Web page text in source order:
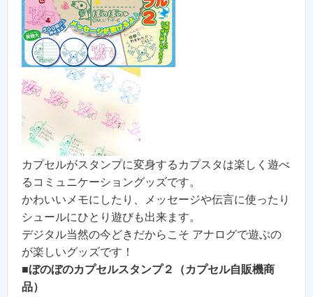
カプセルがスタンプに変身するカプスタは楽しく遊べ
るコミュニケーショングッズです。
かわいいメモにしたり、メッセージや伝言に使ったり
シュールにひとり遊びも出来ます。
デジタル当然の今どきだからこそ アナログで遊ぶの
が楽しいグッズです！
■ぼのぼのカプセルスタンプ２（カプセル自販機商
品）